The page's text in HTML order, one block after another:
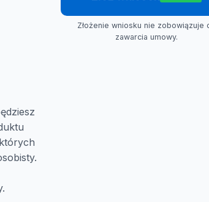
Złożenie wniosku nie zobowiązuje
zawarcia umowy.